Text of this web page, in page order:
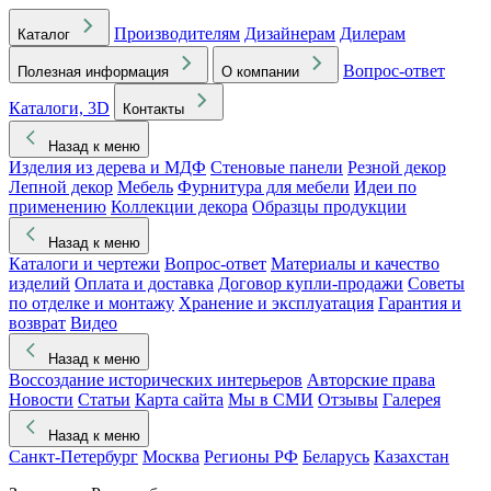
Каталог Производителям Дизайнерам Дилерам
Полезная информация О компании
Вопрос-ответ
Каталоги, 3D
Контакты
Назад к меню
Изделия из дерева и МДФ Стеновые панели Резной декор
Лепной декор Мебель Фурнитура для мебели Идеи по
применению Коллекции декора Образцы продукции
Назад к меню
Каталоги и чертежи Вопрос-ответ Материалы и качество
изделий Оплата и доставка Договор купли-продажи Советы
по отделке и монтажу Хранение и эксплуатация Гарантия и
возврат Видео
Назад к меню
Воссоздание исторических интерьеров Авторские права
Новости Статьи Карта сайта Мы в СМИ Отзывы Галерея
Назад к меню
Санкт-Петербург Москва Регионы РФ Беларусь Казахстан